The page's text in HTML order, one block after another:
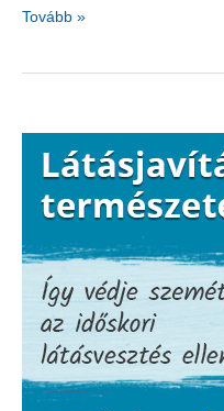
Gyömbér
Tovább »